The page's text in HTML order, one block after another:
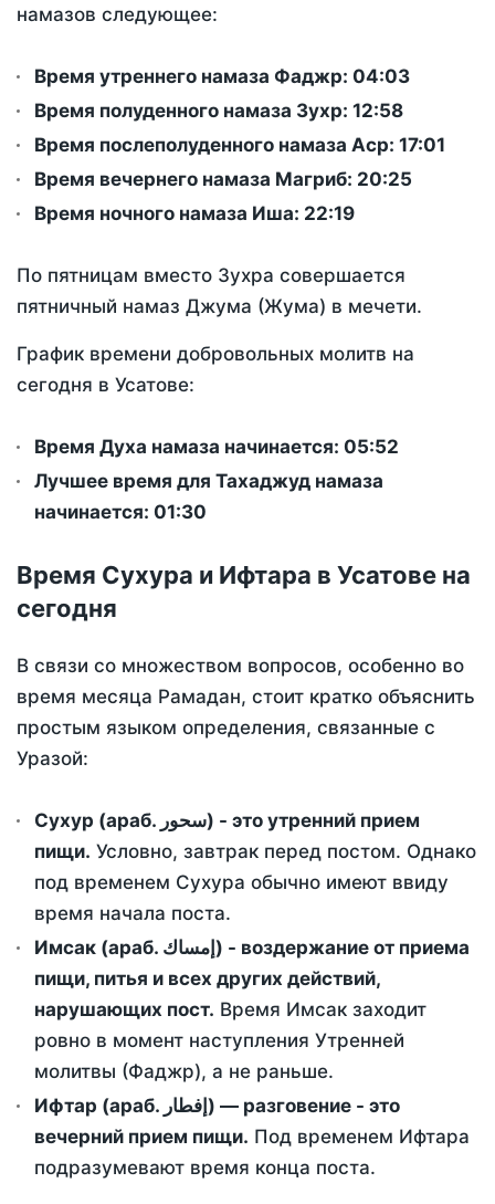
намазов следующее:
Время утреннего намаза Фаджр: 04:03
Время полуденного намаза Зухр: 12:58
Время послеполуденного намаза Аср: 17:01
Время вечернего намаза Магриб: 20:25
Время ночного намаза Иша: 22:19
По пятницам вместо Зухра совершается
пятничный намаз Джума (Жума) в мечети.
График времени добровольных молитв на
сегодня в Усатове:
Время Духа намаза начинается: 05:52
Лучшее время для Тахаджуд намаза
начинается: 01:30
Время Сухура и Ифтара в Усатове на
сегодня
В связи со множеством вопросов, особенно во
время месяца Рамадан, стоит кратко объяснить
простым языком определения, связанные с
Уразой:
Сухур (араб. سحور) - это утренний прием
пищи. Условно, завтрак перед постом. Однако
под временем Сухура обычно имеют ввиду
время начала поста.
Имсак (араб. إمساك) - воздержание от приема
пищи, питья и всех других действий,
нарушающих пост. Время Имсак заходит
ровно в момент наступления Утренней
молитвы (Фаджр), а не раньше.
Ифтар (араб. إفطار) — разговение - это
вечерний прием пищи. Под временем Ифтара
подразумевают время конца поста.